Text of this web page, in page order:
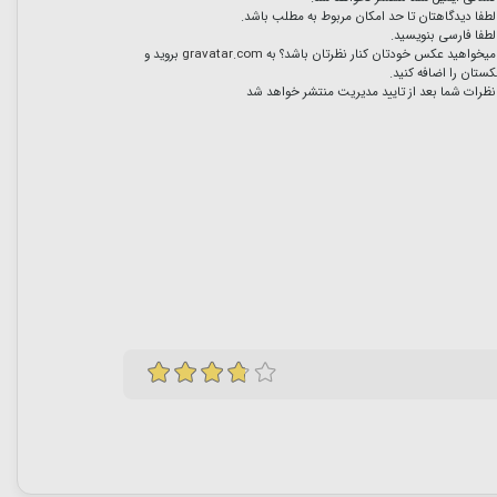
دیدگاهتان تا حد امکان مربوط به مطلب باشد.
فارسی بنویسید.
عکس خودتان کنار نظرتان باشد؟ به gravatar.com بروید و
را اضافه کنید.
شما بعد از تایید مدیریت منتشر خواهد شد